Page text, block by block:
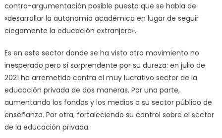
contra-argumentación posible puesto que se habla de
«desarrollar la autonomía académica en lugar de seguir
ciegamente la educación extranjera».
Es en este sector donde se ha visto otro movimiento no
inesperado pero sí sorprendente por su dureza: en julio de
2021 ha arremetido contra el muy lucrativo sector de la
educación privada de dos maneras. Por una parte,
aumentando los fondos y los medios a su sector público de
enseñanza. Por otra, fortaleciendo su control sobre el sector
de la educación privada.